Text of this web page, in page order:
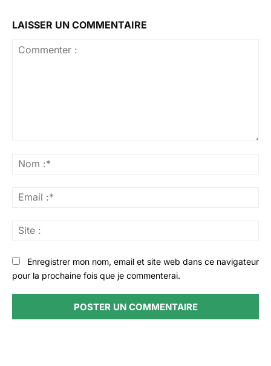
LAISSER UN COMMENTAIRE
Enregistrer mon nom, email et site web dans ce navigateur
pour la prochaine fois que je commenterai.